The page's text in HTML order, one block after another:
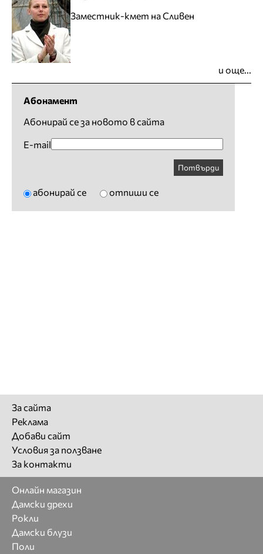
Заместник-кмет на Сливен
и още...
Абонамент
Абонирай се за новото в сайта
E-mail
Потвърди
абонирай се отпиши се
За сайта
Реклама
Добави сайт
Условия за ползване
За контакти
Онлайн магазин
Дамски дрехи
Рокли
Дамски блузи
Поли